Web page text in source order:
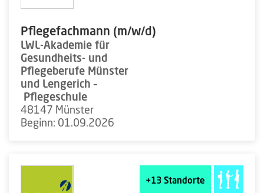
Pflegefachmann (m/w/d)
LWL-Akademie für
Gesundheits- und
Pflegeberufe Münster
und Lengerich –
Pflegeschule
48147 Münster
Beginn: 01.09.2026
+13 Standorte